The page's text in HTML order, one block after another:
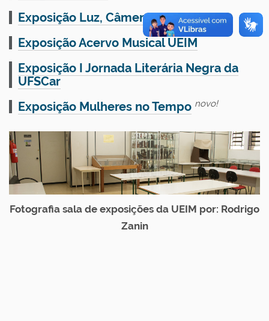
Exposição Luz, Câmera, Ação!!!
Exposição Acervo Musical UEIM
Exposição I Jornada Literária Negra da
UFSCar
Exposição Mulheres no Tempo novo!
Fotografia sala de exposições da UEIM por: Rodrigo
Zanin